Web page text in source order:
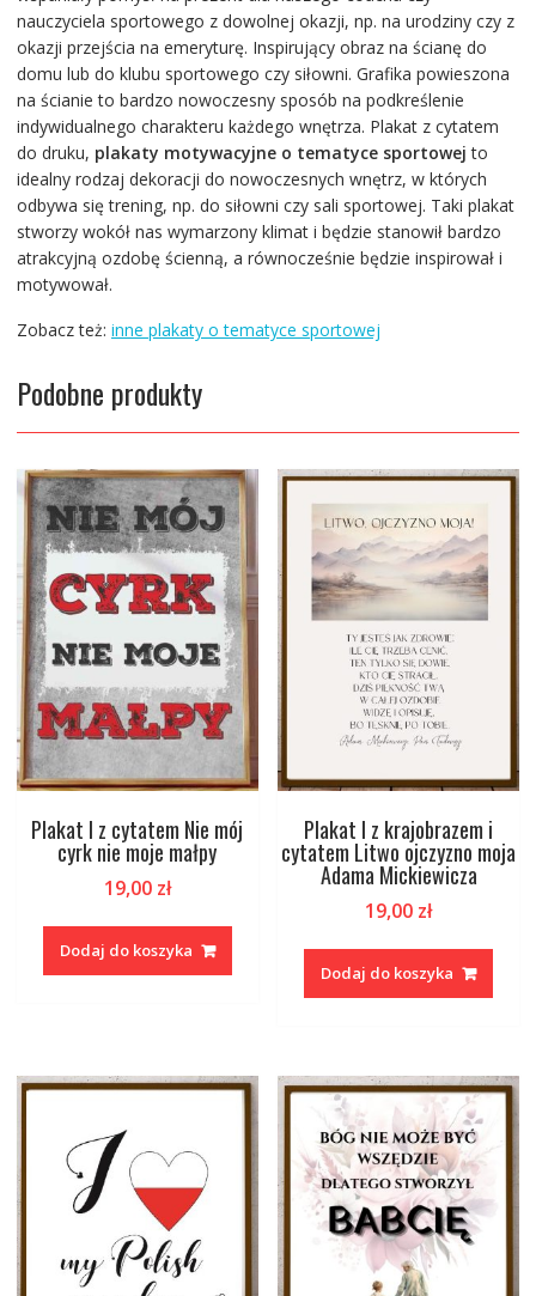
nauczyciela sportowego z dowolnej okazji, np. na urodziny czy z
okazji przejścia na emeryturę. Inspirujący obraz na ścianę do
domu lub do klubu sportowego czy siłowni. Grafika powieszona
na ścianie to bardzo nowoczesny sposób na podkreślenie
indywidualnego charakteru każdego wnętrza. Plakat z cytatem
do druku, plakaty motywacyjne o tematyce sportowej to
idealny rodzaj dekoracji do nowoczesnych wnętrz, w których
odbywa się trening, np. do siłowni czy sali sportowej. Taki plakat
stworzy wokół nas wymarzony klimat i będzie stanowił bardzo
atrakcyjną ozdobę ścienną, a równocześnie będzie inspirował i
motywował.
Zobacz też: inne plakaty o tematyce sportowej
Podobne produkty
Plakat I z cytatem Nie mój
cyrk nie moje małpy
19,00 zł
Dodaj do koszyka
Plakat I z krajobrazem i
cytatem Litwo ojczyzno moja
Adama Mickiewicza
19,00 zł
Dodaj do koszyka